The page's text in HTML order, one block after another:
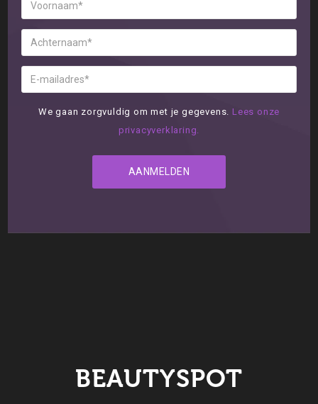
We gaan zorgvuldig om met je gegevens. Lees onze
privacyverklaring.
BEAUTYSPOT